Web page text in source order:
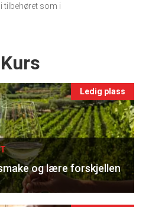
tilbehøret som i
Ledig plass
og lære forskjellen